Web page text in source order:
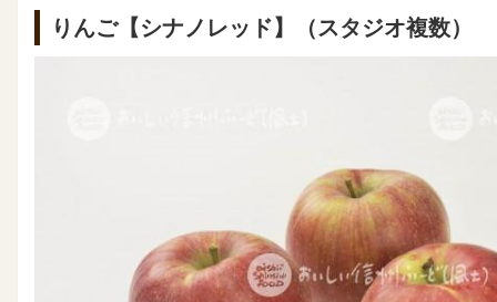
りんご【シナノレッド】（スタジオ複数）